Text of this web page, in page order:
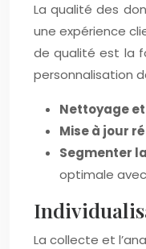
La qualité des
une expérience
de qualité est la
personnalisation
Nettoyage
Mise à jour
Segmenter
optimale
La collecte et